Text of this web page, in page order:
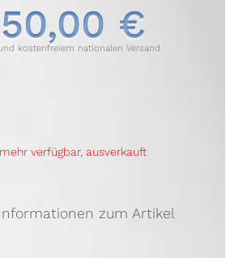
€
kostenfreiem nationalen Versand
verfügbar, ausverkauft
zum Artikel